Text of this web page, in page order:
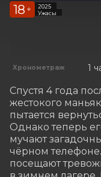
18 +
2025
Ужасы
Хронометраж 1
Спустя 4 года
жестокого
пытается
Однако теперь
мучают
чёрном
посещают